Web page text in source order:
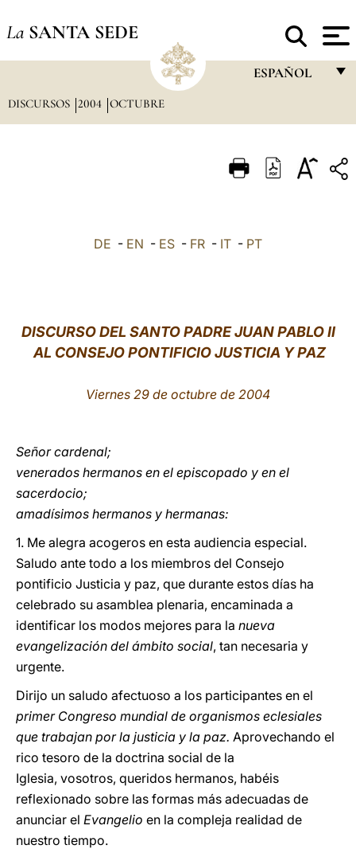
La SANTA SEDE
ESPAÑOL
ITALIANO
中文
DISCURSOS 2004 OCTUBRE
DE - EN - ES - FR - IT - PT
DISCURSO DEL SANTO PADRE JUAN PABLO II
AL CONSEJO PONTIFICIO JUSTICIA Y PAZ
Viernes 29 de octubre de 2004
Señor cardenal;
venerados hermanos en el episcopado y en el
sacerdocio;
amadísimos hermanos y hermanas:
1. Me alegra acogeros en esta audiencia especial.
Saludo ante todo a los miembros del Consejo
pontificio Justicia y paz, que durante estos días ha
celebrado su asamblea plenaria, encaminada a
identificar los modos mejores para la nueva
evangelización del ámbito social, tan necesaria y
urgente.
Dirijo un saludo afectuoso a los participantes en el
primer Congreso mundial de organismos eclesiales
que trabajan por la justicia y la paz. Aprovechando el
rico tesoro de la doctrina social de la
Iglesia, vosotros, queridos hermanos, habéis
reflexionado sobre las formas más adecuadas de
anunciar el Evangelio en la compleja realidad de
nuestro tiempo.